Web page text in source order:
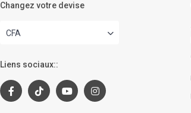
Changez votre devise
CFA
Liens sociaux::